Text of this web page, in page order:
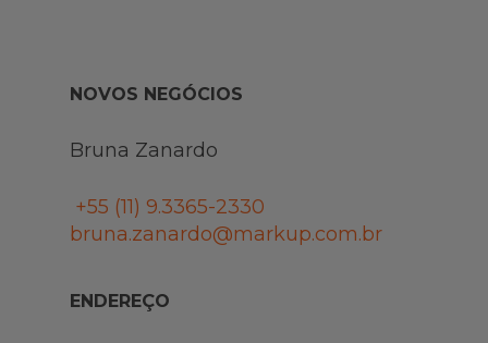
NOVOS NEGÓCIOS
Bruna Zanardo
+55 (11) 9.3365-2330
bruna.zanardo@markup.com.br
ENDEREÇO